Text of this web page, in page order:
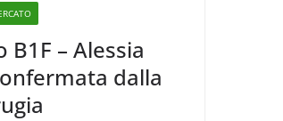
B1F – Alessia
dalla